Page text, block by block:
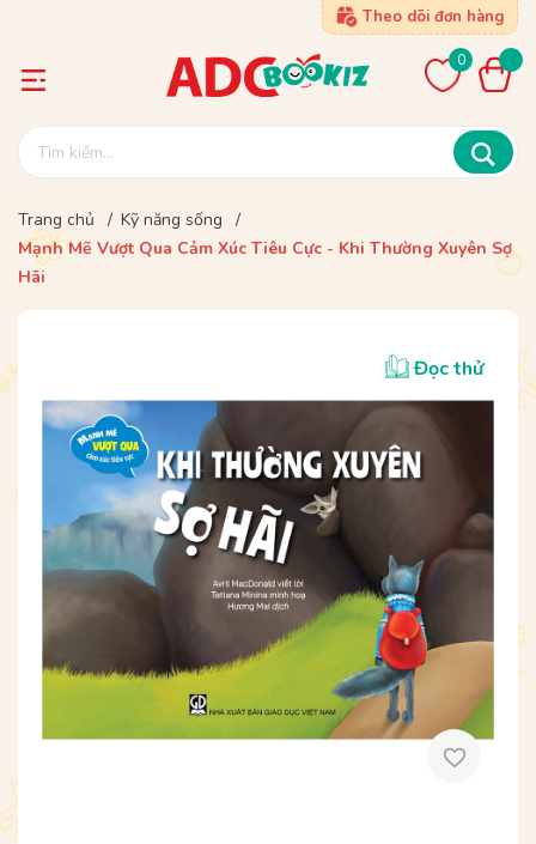
Theo dõi đơn hàng
0
Trang chủ / Kỹ năng sống
/
Mạnh Mẽ Vượt Qua Cảm Xúc Tiêu Cực - Khi Thường Xuyên Sợ
Hãi
Đọc thử